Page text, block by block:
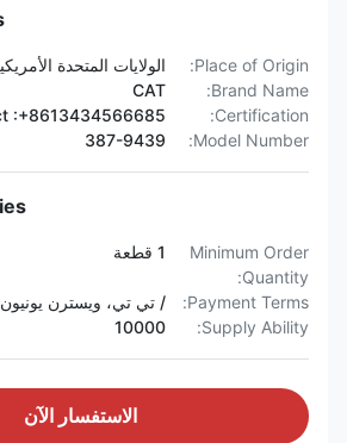
Place of Origin:
الولايات المتحدة
Brand Name:
CAT
Certification:
:+8613434566685
Model Number:
387-9439
Minimum Order
Quantity:
1 قطعة
Payment Terms:
/ تي تي، ويسترن
Supply Ability:
10000
الاستفسار الآن